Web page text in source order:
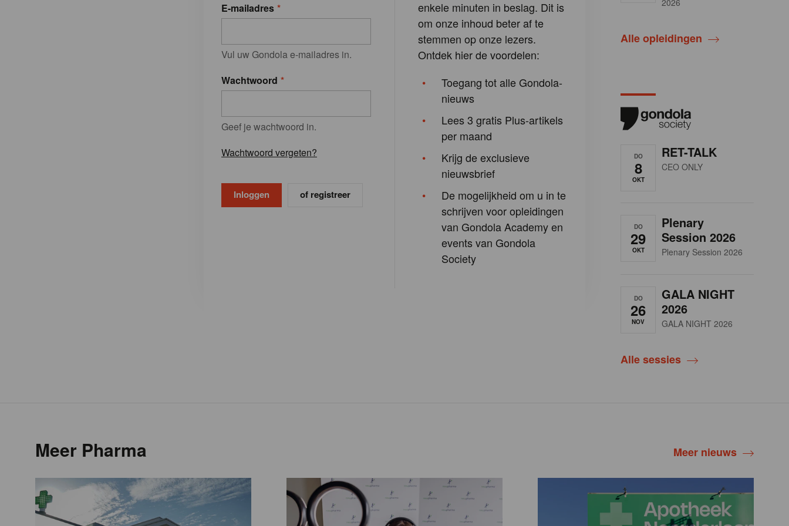
E-mailadres
Vul uw Gondola e-mailadres in.
Wachtwoord
Geef je wachtwoord in.
Wachtwoord vergeten?
of registreer
enkele minuten in beslag. Dit is
om onze inhoud beter af te
stemmen op onze lezers.
Ontdek hier de voordelen:
Toegang tot alle Gondola-
nieuws
Lees 3 gratis Plus-artikels
per maand
Krijg de exclusieve
nieuwsbrief
De mogelijkheid om u in te
schrijven voor opleidingen
van Gondola Academy en
events van Gondola
Society
2026
Alle opleidingen
DO
8
OKT
RET-TALK
CEO ONLY
DO
29
OKT
Plenary
Session 2026
Plenary Session 2026
DO
26
NOV
GALA NIGHT
2026
GALA NIGHT 2026
Alle sessies
Meer Pharma Meer nieuws